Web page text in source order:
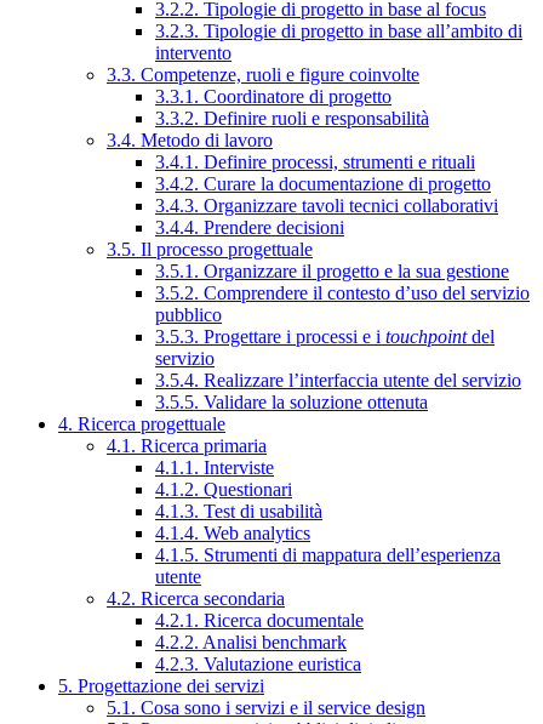
3.2.2. Tipologie di progetto in base al focus
3.2.3. Tipologie di progetto in base all’ambito di
intervento
3.3. Competenze, ruoli e figure coinvolte
3.3.1. Coordinatore di progetto
3.3.2. Definire ruoli e responsabilità
3.4. Metodo di lavoro
3.4.1. Definire processi, strumenti e rituali
3.4.2. Curare la documentazione di progetto
3.4.3. Organizzare tavoli tecnici collaborativi
3.4.4. Prendere decisioni
3.5. Il processo progettuale
3.5.1. Organizzare il progetto e la sua gestione
3.5.2. Comprendere il contesto d’uso del servizio
pubblico
3.5.3. Progettare i processi e i touchpointdel
servizio
3.5.4. Realizzare l’interfaccia utente del servizio
3.5.5. Validare la soluzione ottenuta
4. Ricerca progettuale
4.1. Ricerca primaria
4.1.1. Interviste
4.1.2. Questionari
4.1.3. Test di usabilità
4.1.4. Web analytics
4.1.5. Strumenti di mappatura dell’esperienza
utente
4.2. Ricerca secondaria
4.2.1. Ricerca documentale
4.2.2. Analisi benchmark
4.2.3. Valutazione euristica
5. Progettazione dei servizi
5.1. Cosa sono i servizi e il service design